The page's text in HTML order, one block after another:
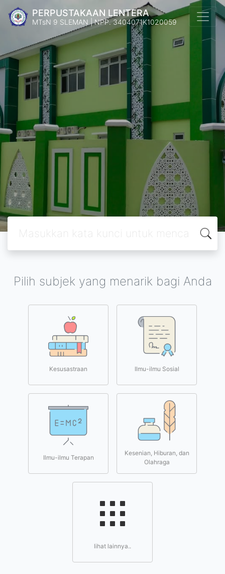
PERPUSTAKAAN LENTERA
MTsN 9 SLEMAN | NPP. 3404071K1020059
Pilih subjek yang menarik bagi Anda
Kesusastraan Ilmu-ilmu Sosial
Ilmu-ilmu Terapan
Kesenian, Hiburan, dan
Olahraga
lihat lainnya..